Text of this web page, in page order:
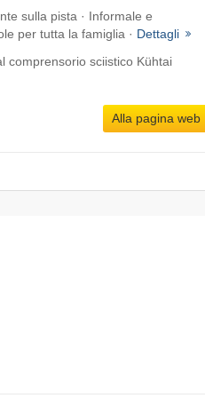
sulla pista · Informale e
per tutta la famiglia · Dettagli
comprensorio sciistico Kühtai
Alla pagina web